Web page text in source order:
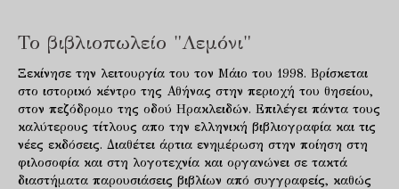
Το βιβλιοπωλείο "Λεμόνι"
Ξεκίνησε την λειτουργία του τον Μάιο του 1998. Βρίσκεται
στο ιστορικό κέντρο της Αθήνας στην περιοχή του θησείου,
στον πεζόδρομο της οδού Ηρακλειδών. Επιλέγει πάντα τους
καλύτερους τίτλους απο την ελληνική βιβλιογραφία και τις
νέες εκδόσεις. Διαθέτει άρτια ενημέρωση στην ποίηση στη
φιλοσοφία και στη λογοτεχνία και οργανώνει σε τακτά
διαστήματα παρουσιάσεις βιβλίων από συγγραφείς, καθώς